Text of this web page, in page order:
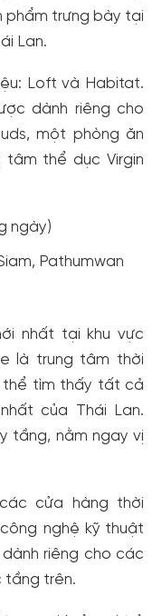
phẩm trưng bày tại
Lan.
Loft và Habitat.
dành riêng cho
một phòng ăn
thể dục Virgin
ngày)
Pathumwan
nhất tại khu vực
là trung tâm thời
thể tìm thấy tất cả
của Thái Lan.
tầng, nằm ngay vị
cửa hàng thời
nghệ kỹ thuật
riêng cho các
tầng trên.
nhiều ưu
các ưu đãi
của Gody.vn dành